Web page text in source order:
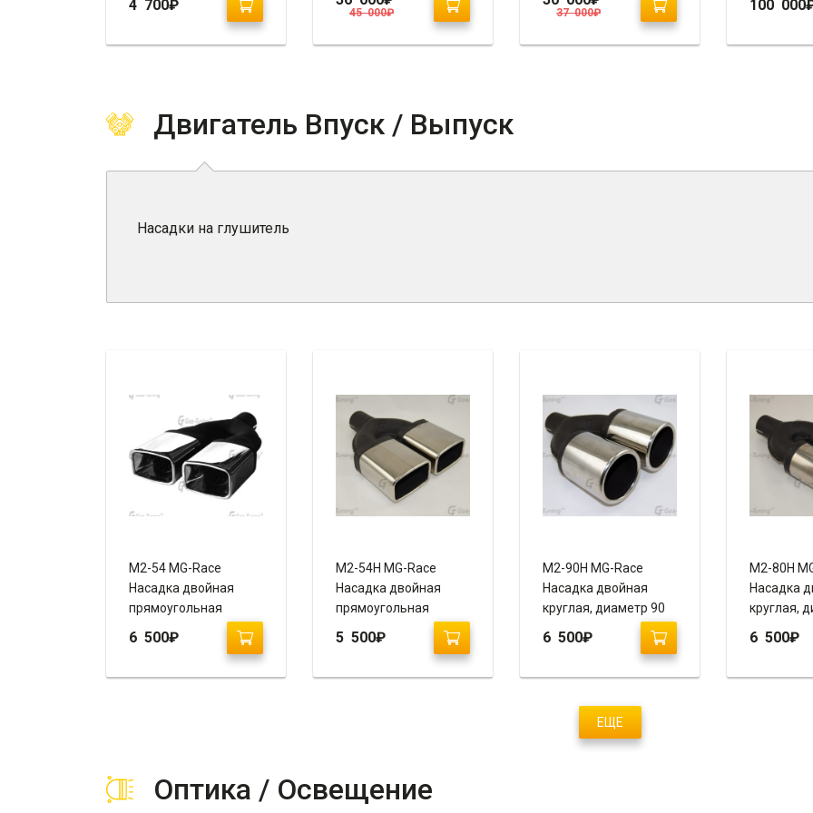
4 700₽ 45 000₽ 37 000₽ 100 000
Двигатель Впуск / Выпуск
Насадки на глушитель
M2-54 MG-Race
Насадка двойная
прямоугольная
прямая
(завальцованная, с
6 500₽
M2-54H MG-Race
Насадка двойная
прямоугольная
прямая
5 500₽
М2-90H MG-Race
Насадка двойная
круглая, диаметр 90
(завальцованная,
6 500₽
М2-80H
Насадка
круглая,
6 500₽
ЕЩЕ
Оптика / Освещение